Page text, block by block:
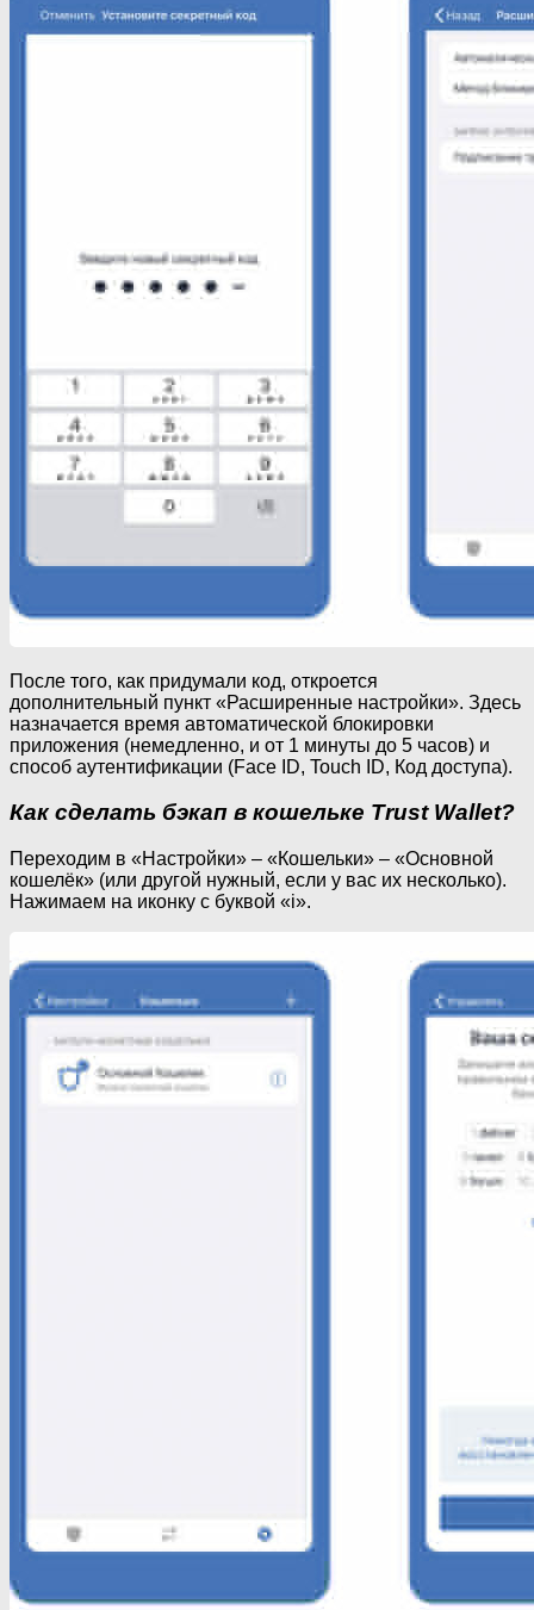
После того, как придумали код, откроется
дополнительный пункт «Расширенные настройки». Здесь
назначается время автоматической блокировки
приложения (немедленно, и от 1 минуты до 5 часов) и
способ аутентификации (Face ID, Touch ID, Код доступа).
Как сделать бэкап в кошельке Trust Wallet?
Переходим в «Настройки» – «Кошельки» – «Основной
кошелёк» (или другой нужный, если у вас их несколько).
Нажимаем на иконку с буквой «i».